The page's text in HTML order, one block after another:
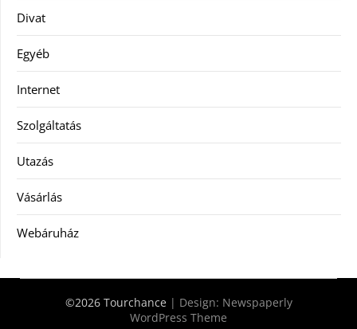
Divat
Egyéb
Internet
Szolgáltatás
Utazás
Vásárlás
Webáruház
©2026 Tourchance | Design: Newspaperly
WordPress Theme